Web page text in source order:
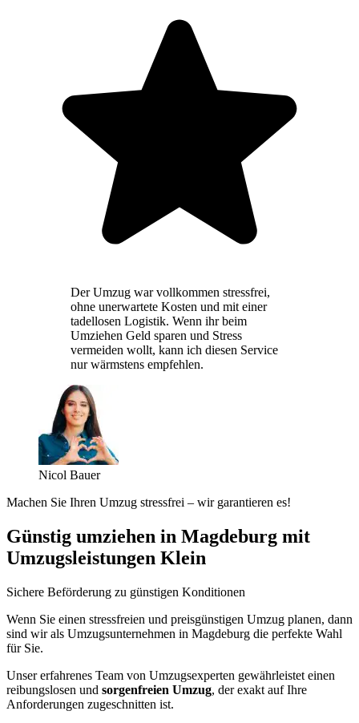
Der Umzug war vollkommen stressfrei,
ohne unerwartete Kosten und mit einer
tadellosen Logistik. Wenn ihr beim
Umziehen Geld sparen und Stress
vermeiden wollt, kann ich diesen Service
nur wärmstens empfehlen.
Nicol Bauer
Machen Sie Ihren Umzug stressfrei – wir garantieren es!
Günstig umziehen in Magdeburg mit
Umzugsleistungen Klein
Sichere Beförderung zu günstigen Konditionen
Wenn Sie einen stressfreien und preisgünstigen Umzug planen, dann
sind wir als Umzugsunternehmen in Magdeburg die perfekte Wahl
für Sie.
Unser erfahrenes Team von Umzugsexperten gewährleistet einen
reibungslosen und sorgenfreien Umzug, der exakt auf Ihre
Anforderungen zugeschnitten ist.